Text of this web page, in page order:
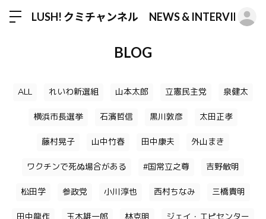
LUSH! クミチャンネル NEWS & INTERVIEW
BLOG
ALL れいわ新選組 山本太郎 立憲民主党 泉健太
横浜市長選挙 石濱哲信 黒川敦彦 太田正孝
藤村晃子 山中竹春 田中康夫 外山まき
ワクチンで死ぬ場合がある #国常立之尊 吉野敏明
松田学 参政党 小川淳也 西村ちなみ 三橋貴明